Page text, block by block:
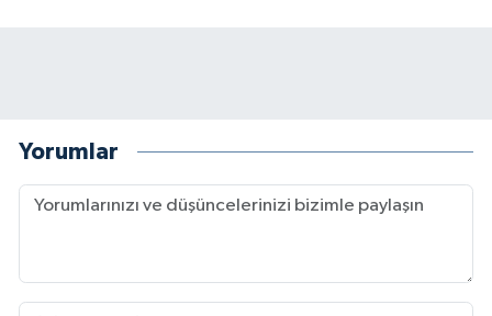
Yorumlar